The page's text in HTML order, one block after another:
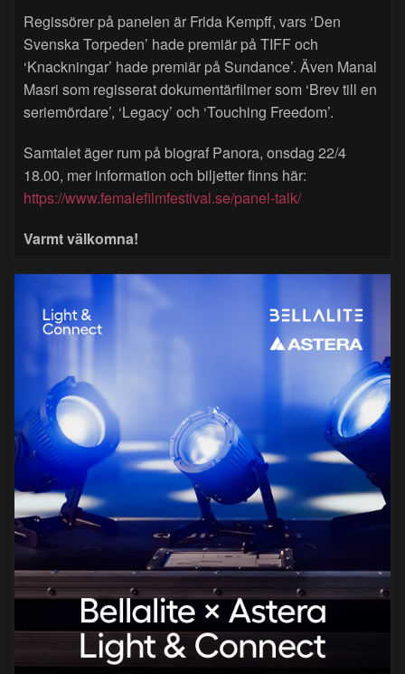
Regissörer på panelen är Frida Kempff, vars ‘Den
Svenska Torpeden’ hade premiär på TIFF och
‘Knackningar’ hade premiär på Sundance’. Även Manal
Masri som regisserat dokumentärfilmer som ‘Brev till en
seriemördare’, ‘Legacy’ och ‘Touching Freedom’.
Samtalet äger rum på biograf Panora, onsdag 22/4
18.00, mer information och biljetter finns här:
https://www.femalefilmfestival.se/panel-talk/
Varmt välkomna!